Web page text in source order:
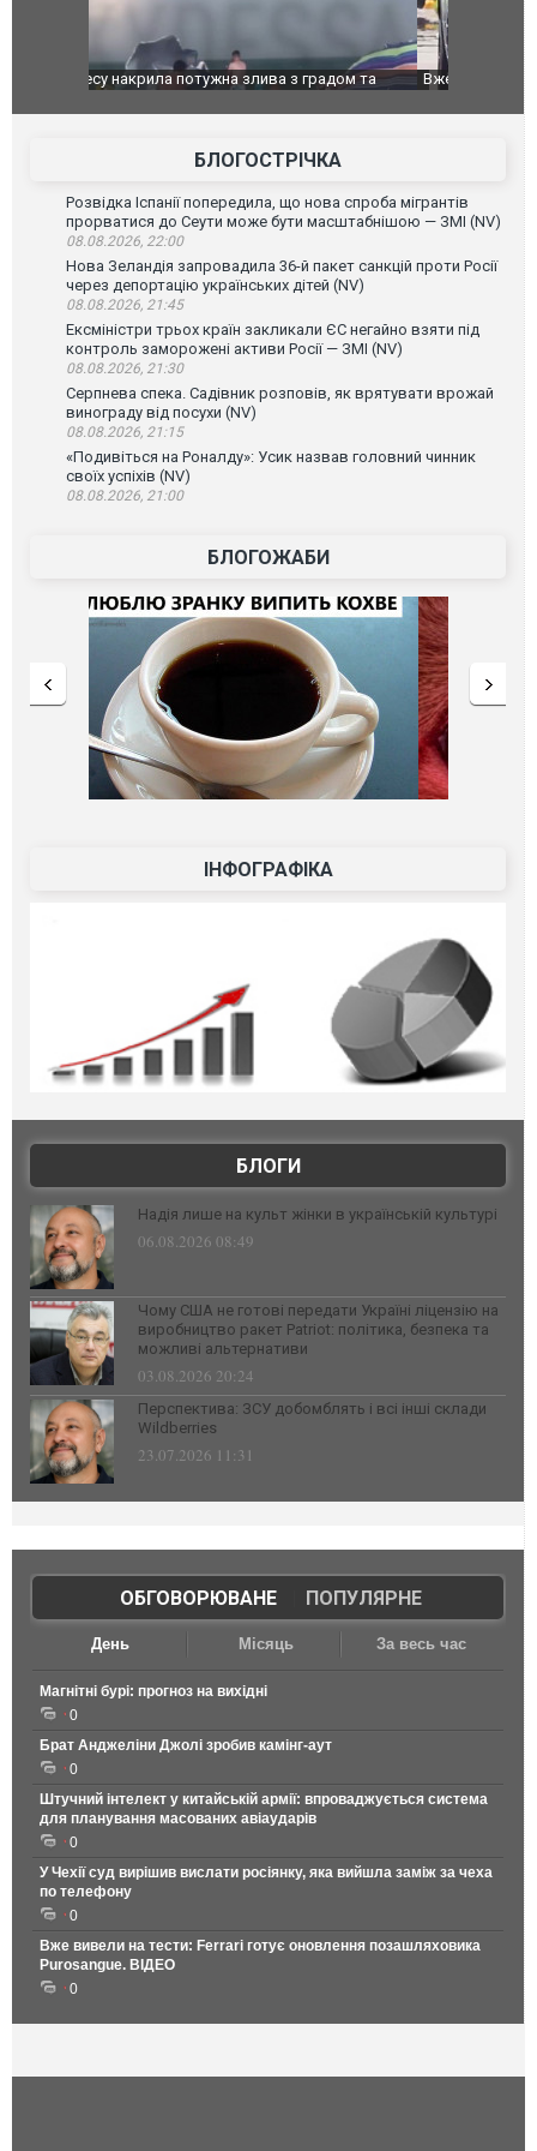
Вже вивели на тести: Ferrari готує оновлення
Вийшов
фільму
БЛОГОСТРІЧКА
Розвідка Іспанії попередила, що нова спроба мігрантів
прорватися до Сеути може бути масштабнішою — ЗМІ (NV)
08.08.2026, 22:00
Нова Зеландія запровадила 36-й пакет санкцій проти Росії
через депортацію українських дітей (NV)
08.08.2026, 21:45
Ексміністри трьох країн закликали ЄС негайно взяти під
контроль заморожені активи Росії — ЗМІ (NV)
08.08.2026, 21:30
Серпнева спека. Садівник розповів, як врятувати врожай
винограду від посухи (NV)
08.08.2026, 21:15
«Подивіться на Роналду»: Усик назвав головний чинник
своїх успіхів (NV)
08.08.2026, 21:00
БЛОГОЖАБИ
ІНФОГРАФІКА
БЛОГИ
Надія лише на культ жінки в українській культурі
06.08.2026 08:49
Чому США не готові передати Україні ліцензію на
виробництво ракет Patriot: політика, безпека та
можливі альтернативи
03.08.2026 20:24
Перспектива: ЗСУ добомблять і всі інші склади
Wildberries
23.07.2026 11:31
ОБГОВОРЮВАНЕ| ПОПУЛЯРНЕ
День Місяць За весь час
Магнітні бурі: прогноз на вихідні
0
Брат Анджеліни Джолі зробив камінг-аут
0
Штучний інтелект у китайській армії: впроваджується система
для планування масованих авіаударів
0
У Чехії суд вирішив вислати росіянку, яка вийшла заміж за чеха
по телефону
0
Вже вивели на тести: Ferrari готує оновлення позашляховика
Purosangue. ВІДЕО
0